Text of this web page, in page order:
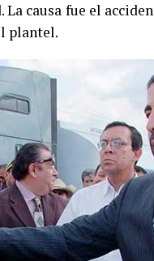
causa fue el
plantel.